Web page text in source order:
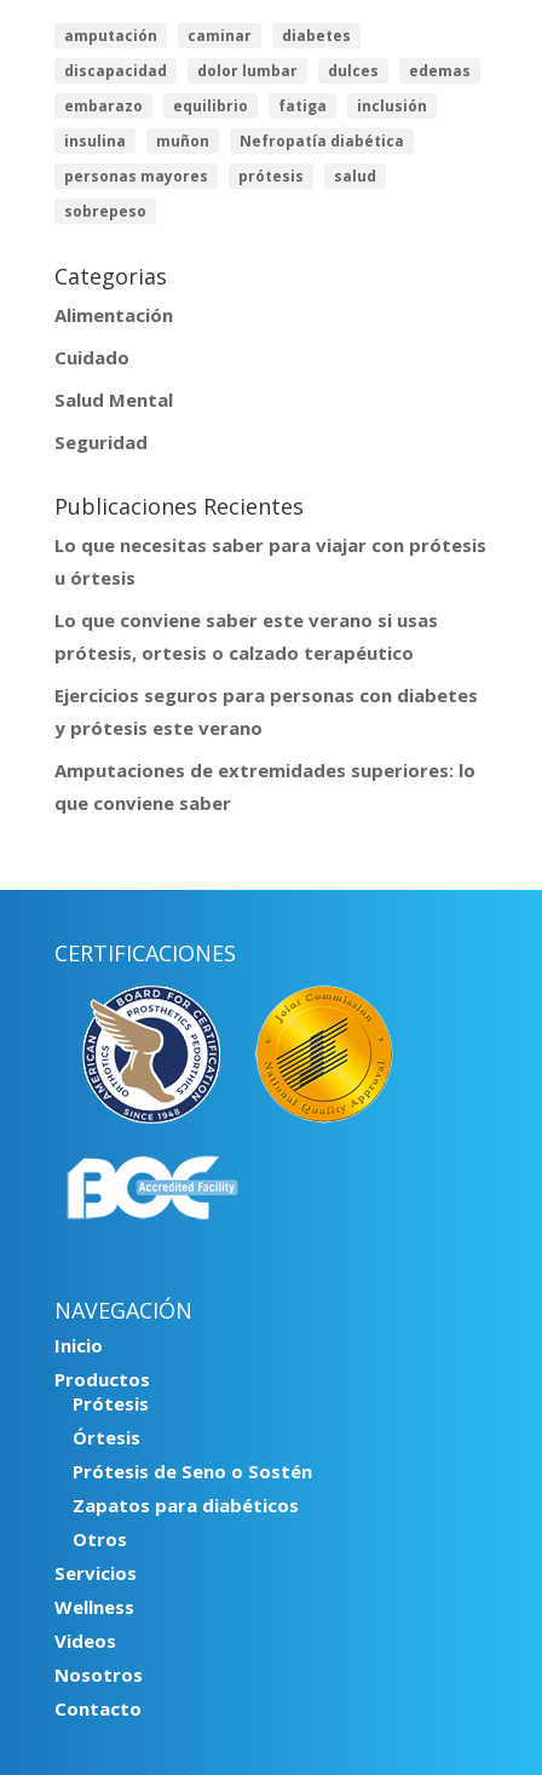
amputación caminar
diabetes
discapacidad
dolor lumbar dulces
edemas
embarazo
equilibrio fatiga
inclusión
insulina
muñon
Nefropatía diabética
personas mayores
prótesis
salud
sobrepeso
Categorias
Alimentación
Cuidado
Salud Mental
Seguridad
Publicaciones Recientes
Lo que necesitas saber para viajar con prótesis
u órtesis
Lo que conviene saber este verano si usas
prótesis, ortesis o calzado terapéutico
Ejercicios seguros para personas con diabetes
y prótesis este verano
Amputaciones de extremidades superiores: lo
que conviene saber
CERTIFICACIONES
NAVEGACIÓN
Inicio
Productos
Prótesis
Órtesis
Prótesis de Seno o Sostén
Zapatos para diabéticos
Otros
Servicios
Wellness
Videos
Nosotros
Contacto